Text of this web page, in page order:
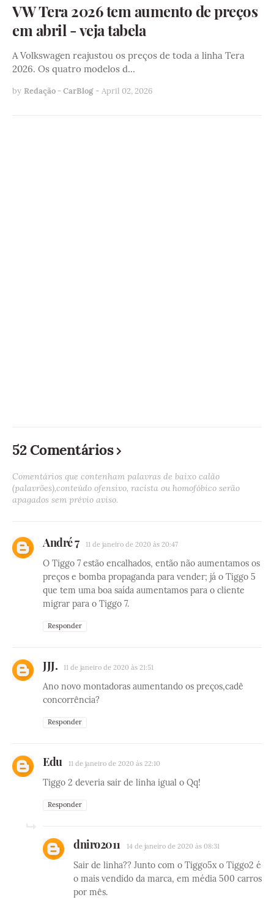
VW Tera 2026 tem aumento de preços
em abril - veja tabela
A Volkswagen reajustou os preços de toda a linha Tera
2026. Os quatro modelos d…
by Redação - CarBlog - April 02, 2026
52 Comentários
Comentários que contenham palavras de baixo calão
(palavrões),conteúdo ofensivo, racista ou homofóbico serão
apagados sem prévio aviso.
André 7 11 de janeiro de 2020 às 20:47
O Tiggo 7 estão encalhados, então não aumentamos os
preços e bomba propaganda para vender; já o Tiggo 5
que tem uma boa saída aumentamos para o cliente
migrar para o Tiggo 7.
Responder
JJJ. 11 de janeiro de 2020 às 21:51
Ano novo montadoras aumentando os preços,cadê
concorrência?
Responder
Edu 11 de janeiro de 2020 às 22:10
Tiggo 2 deveria sair de linha igual o Qq!
Responder
dniro2011 14 de janeiro de 2020 às 08:31
Sair de linha?? Junto com o Tiggo5x o Tiggo2 é
o mais vendido da marca, em média 500 carros
por mês.